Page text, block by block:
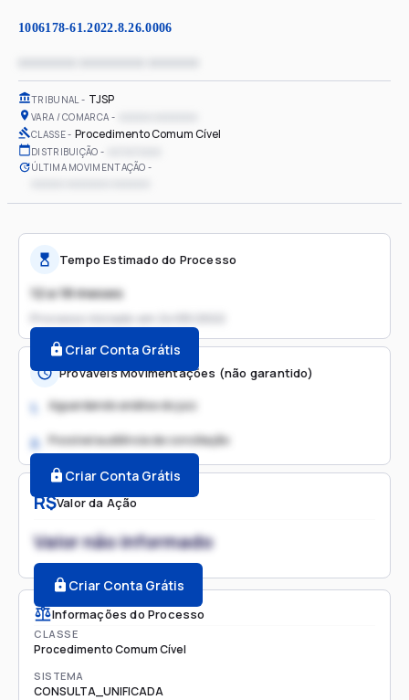
1006178-61.2022.8.26.0006
TRIBUNAL TJSP
VARA / COMARCA
CLASSE Procedimento Comum Cível
DISTRIBUIÇÃO
ÚLTIMA MOVIMENTAÇÃO
R$Valor da Ação
Valor não informado
Criar Conta Grátis
Informações do Processo
CLASSE
Procedimento Comum Cível
SISTEMA
CONSULTA_UNIFICADA
Tempo Estimado do Processo
12 a 18 meses
Processo iniciado em
Criar Conta Grátis
Prováveis Movimentações (não garantido)
1. Aguardando análise do juiz
2. Possível audiência de conciliação
Criar Conta Grátis